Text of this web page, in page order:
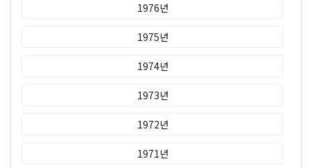
1976년
1975년
1974년
1973년
1972년
1971년